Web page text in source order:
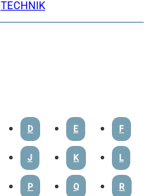
TECHNIK
D E F
J K L
P Q R